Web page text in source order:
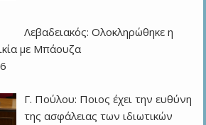
Λεβαδειακός: Ολοκληρώθηκε η
με Μπάουζα
Γ. Πούλου: Ποιος έχει την ευθύνη
της ασφάλειας των ιδιωτικών